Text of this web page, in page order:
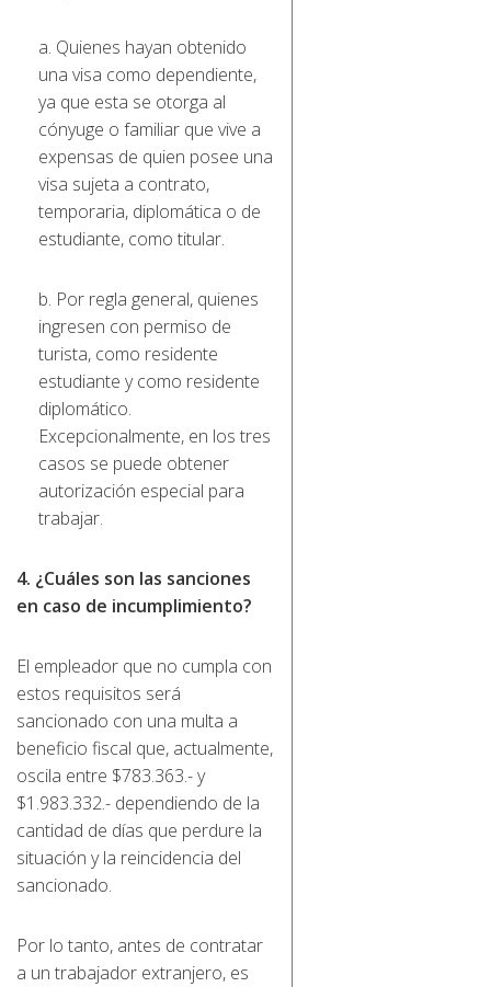
a. Quienes hayan obtenido
una visa como dependiente,
ya que esta se otorga al
cónyuge o familiar que vive a
expensas de quien posee una
visa sujeta a contrato,
temporaria, diplomática o de
estudiante, como titular.
b. Por regla general, quienes
ingresen con permiso de
turista, como residente
estudiante y como residente
diplomático.
Excepcionalmente, en los tres
casos se puede obtener
autorización especial para
trabajar.
4. ¿Cuáles son las sanciones
en caso de incumplimiento?
El empleador que no cumpla con
estos requisitos será
sancionado con una multa a
beneficio fiscal que, actualmente,
oscila entre $783.363.- y
$1.983.332.- dependiendo de la
cantidad de días que perdure la
situación y la reincidencia del
sancionado.
Por lo tanto, antes de contratar
a un trabajador extranjero, es